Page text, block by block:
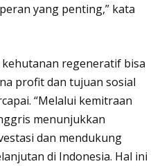
yang penting,” kata
regeneratif bisa
profit dan tujuan sosial
“Melalui kemitraan
menunjukkan
dan mendukung
di Indonesia. Hal ini